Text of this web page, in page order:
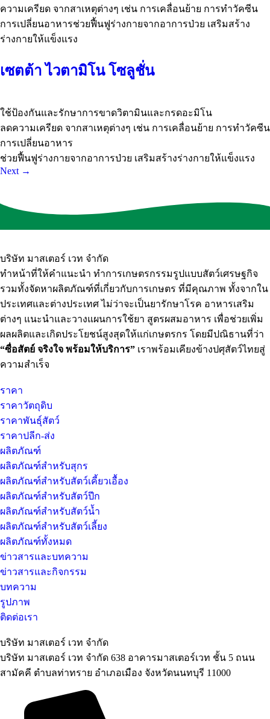
ความเครียด จากสาเหตุต่างๆ เช่น การเคลื่อนย้าย การทำวัคซีน
การเปลี่ยนอาหารช่วยฟื้นฟูร่างกายจากอาการป่วย เสริมสร้าง
ร่างกายให้แข็งแรง
เซตต้า ไวตามิโน โซลูชั่น
ใช้ป้องกันและรักษาการขาดวิตามินและกรดอะมิโน
ลดความเครียด จากสาเหตุต่างๆ เช่น การเคลื่อนย้าย การทำวัคซีน
การเปลี่ยนอาหาร
ช่วยฟื้นฟูร่างกายจากอาการป่วย เสริมสร้างร่างกายให้แข็งแรง
Next →
บริษัท มาสเตอร์ เวท จำกัด
ทำหน้าที่ให้คำแนะนำ ทำการเกษตรกรรมรูปแบบสัตว์เศรษฐกิจ
รวมทั้งจัดหาผลิตภัณฑ์ที่เกี่ยวกับการเกษตร ที่มีคุณภาพ ทั้งจากใน
ประเทศและต่างประเทศ ไม่ว่าจะเป็นยารักษาโรค อาหารเสริม
ต่างๆ แนะนำและวางแผนการใช้ยา สูตรผสมอาหาร เพื่อช่วยเพิ่ม
ผลผลิตและเกิดประโยชน์สูงสุดให้แก่เกษตรกร โดยมีปณิธานที่ว่า
“ซื่อสัตย์ จริงใจ พร้อมให้บริการ” เราพร้อมเคียงข้างปศุสัตว์ไทยสู่
ความสำเร็จ
ราคา
ราคาวัตถุดิบ
ราคาพันธุ์สัตว์
ราคาปลีก-ส่ง
ผลิตภัณฑ์
ผลิตภัณฑ์สำหรับสุกร
ผลิตภัณฑ์สำหรับสัตว์เคี้ยวเอื้อง
ผลิตภัณฑ์สำหรับสัตว์ปีก
ผลิตภัณฑ์สำหรับสัตว์น้ำ
ผลิตภัณฑ์สำหรับสัตว์เลี้ยง
ผลิตภัณฑ์ทั้งหมด
ข่าวสารและบทความ
ข่าวสารและกิจกรรม
บทความ
รูปภาพ
ติดต่อเรา
บริษัท มาสเตอร์ เวท จำกัด
บริษัท มาสเตอร์ เวท จำกัด 638 อาคารมาสเตอร์เวท ชั้น 5 ถนน
สามัคคี ตำบลท่าทราย อำเภอเมือง จังหวัดนนทบุรี 11000